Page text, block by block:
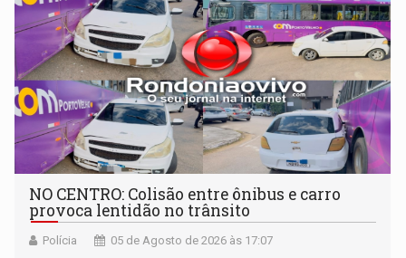
NO CENTRO: Colisão entre ônibus e carro
provoca lentidão no trânsito
Polícia 05 de Agosto de 2026 às 17:07